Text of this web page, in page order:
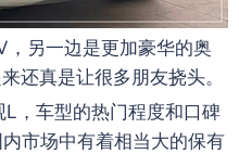
另一边是更加豪华的奥
还真是让很多朋友挠头。
，车型的热门程度和口碑
市场中有着相当大的保有